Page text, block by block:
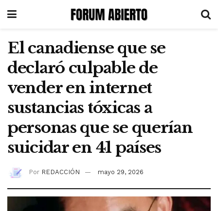
El canadiense que se
declaró culpable de
vender en internet
sustancias tóxicas a
personas que se querían
suicidar en 41 países
Por REDACCIÓN mayo 29, 2026